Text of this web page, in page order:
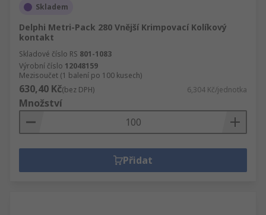
Skladem
Delphi Metri-Pack 280 Vnější Krimpovací Kolíkový
kontakt
Skladové číslo RS 801-1083
Výrobní číslo 12048159
Mezisoučet (1 balení po 100 kusech)
630,40 Kč(bez DPH) 6,304 Kč/jednotka
Množství
Přidat